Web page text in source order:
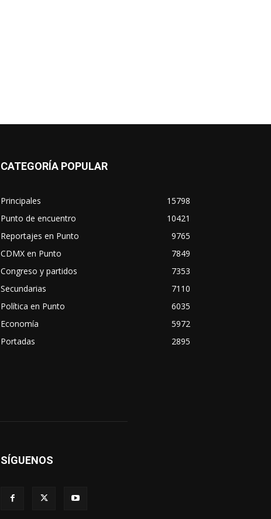
CATEGORÍA POPULAR
Principales
15798
Punto de encuentro
10421
Reportajes en Punto
9765
CDMX en Punto
7849
Congreso y partidos
7353
Secundarias
7110
Política en Punto
6035
Economía
5972
Portadas
2895
SÍGUENOS